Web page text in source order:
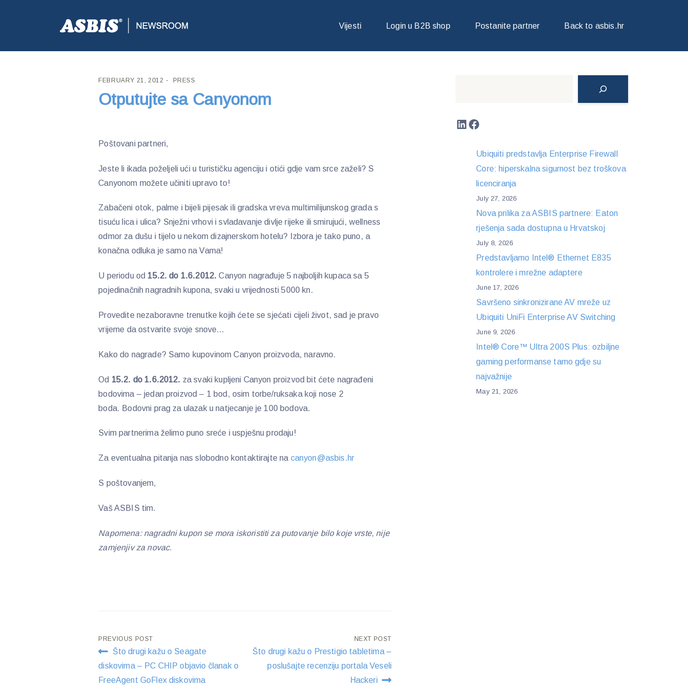
Vijesti Login u B2B shop Postanite partner Back to asbis.hr
ASBIS CROATIA>PRESS> OTPUTUJTE SA CANYONOM
FEBRUARY 21, 2012 PRESS
Otputujte sa Canyonom
Poštovani partneri,
Jeste li ikada poželjeli ući u turističku agenciju i otići gdje vam srce zaželi? S
Canyonom možete učiniti upravo to!
Zabačeni otok, palme i bijeli pijesak ili gradska vreva multimilijunskog grada s
tisuću lica i ulica? Snježni vrhovi i svladavanje divlje rijeke ili smirujući, wellness
odmor za dušu i tijelo u nekom dizajnerskom hotelu? Izbora je tako puno, a
konačna odluka je samo na Vama!
U periodu od 15.2. do 1.6.2012. Canyon nagrađuje 5 najboljih kupaca sa 5
pojedinačnih nagradnih kupona, svaki u vrijednosti 5000 kn.
Provedite nezaboravne trenutke kojih ćete se sjećati cijeli život, sad je pravo
vrijeme da ostvarite svoje snove…
Kako do nagrade? Samo kupovinom Canyon proizvoda, naravno.
Od 15.2. do 1.6.2012. za svaki kupljeni Canyon proizvod bit ćete nagrađeni
bodovima – jedan proizvod – 1 bod, osim torbe/ruksaka koji nose 2
boda. Bodovni prag za ulazak u natjecanje je 100 bodova.
Svim partnerima želimo puno sreće i uspješnu prodaju!
Za eventualna pitanja nas slobodno kontaktirajte na canyon@asbis.hr
S poštovanjem,
Vaš ASBIS tim.
Napomena: nagradni kupon se mora iskoristiti za putovanje bilo koje vrste, nije
zamjenjiv za novac.
Post
navigation
PREVIOUS POST
Što drugi kažu o Seagate
diskovima – PC CHIP objavio članak o
FreeAgent GoFlex diskovima
NEXT POST
Što drugi kažu o Prestigio tabletima –
poslušajte recenziju portala Veseli
Hackeri
LinkedIn
Facebook
Ubiquiti predstavlja Enterprise Firewall
Core: hiperskalna sigurnost bez troškova
licenciranja
July 27, 2026
Nova prilika za ASBIS partnere: Eaton
rješenja sada dostupna u Hrvatskoj
July 8, 2026
Predstavljamo Intel® Ethernet E835
kontrolere i mrežne adaptere
June 17, 2026
Savršeno sinkronizirane AV mreže uz
Ubiquiti UniFi Enterprise AV Switching
June 9, 2026
Intel® Core™ Ultra 200S Plus: ozbiljne
gaming performanse tamo gdje su
najvažnije
May 21, 2026